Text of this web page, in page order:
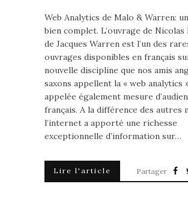
Web Analytics de Malo & Warren:
bien complet. L’ouvrage de
de Jacques Warren est l’un des
ouvrages disponibles en français
nouvelle discipline que nos amis
saxons appellent la « web analytics
appelée également mesure
français. A la différence des autres
l’internet a apporté une richesse
exceptionnelle d’information sur…
Lire l'article Partager